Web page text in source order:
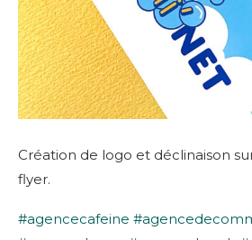
Création de logo et déclinaison
flyer.
#agencecafeine